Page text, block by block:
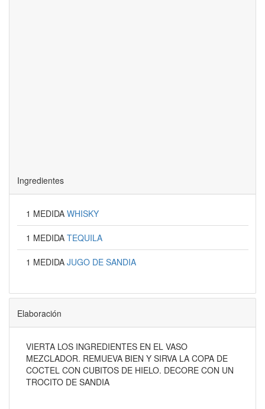
Ingredientes
1 MEDIDA WHISKY
1 MEDIDA TEQUILA
1 MEDIDA JUGO DE SANDIA
Elaboración
VIERTA LOS INGREDIENTES EN EL VASO
MEZCLADOR. REMUEVA BIEN Y SIRVA LA COPA DE
COCTEL CON CUBITOS DE HIELO. DECORE CON UN
TROCITO DE SANDIA